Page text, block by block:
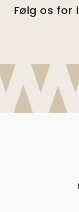
Følg os for